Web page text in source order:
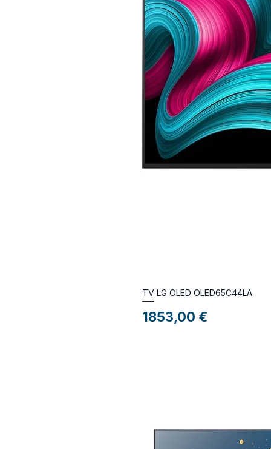
TV LG OLED OLED65C44LA
Preço
1853,00 €